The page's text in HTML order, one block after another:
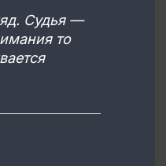
Судья —
то